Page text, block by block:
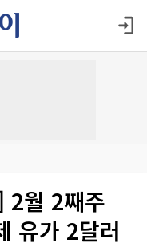
2월 2째주
유가 2달러